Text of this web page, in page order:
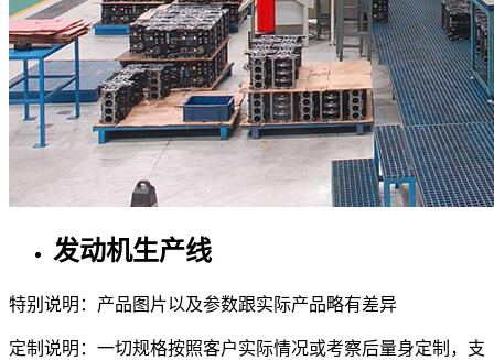
发动机生产线
特别说明：产品图片以及参数跟实际产品略有差异
定制说明：一切规格按照客户实际情况或考察后量身定制，支